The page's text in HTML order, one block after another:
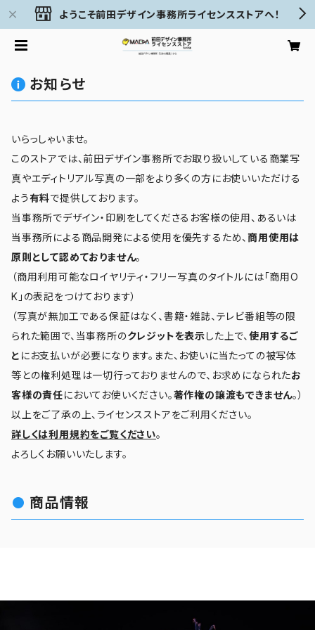
ようこそ前田デザイン事務所ライセンスストアへ！
お知らせ
いらっしゃいませ。
このストアでは、前田デザイン事務所でお取り扱いしている商業写
真やエディトリアル写真の一部をより多くの方にお使いいただける
よう有料で提供しております。
当事務所でデザイン・印刷をしてくださるお客様の使用、あるいは
当事務所による商品開発による使用を優先するため、商用使用は
原則として認めておりません。
（商用利用可能なロイヤリティ・フリー写真のタイトルには「商用O
K」の表記をつけております）
（写真が無加工である保証はなく、書籍・雑誌、テレビ番組等の限
られた範囲で、当事務所のクレジットを表示した上で、使用するご
と にお支払いが必要になります。また、お使いに当たっての被写体
等との権利処理は一切行っておりませんので、お求めになられたお
客様の責任においてお使いください。著作権の譲渡もできません。）
以上をご了承の上、ライセンスストアをご利用ください。
詳しくは利用規約をご覧ください。
よろしくお願いいたします。
商品情報